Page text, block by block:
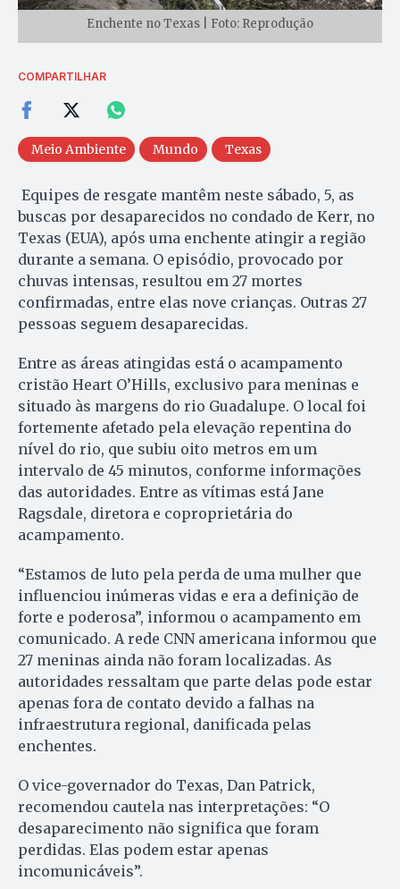
Enchente no Texas | Foto: Reprodução
COMPARTILHAR
Meio Ambiente Mundo Texas
Equipes de resgate mantêm neste sábado, 5, as
buscas por desaparecidos no condado de Kerr, no
Texas (EUA), após uma enchente atingir a região
durante a semana. O episódio, provocado por
chuvas intensas, resultou em 27 mortes
confirmadas, entre elas nove crianças. Outras 27
pessoas seguem desaparecidas.
Entre as áreas atingidas está o acampamento
cristão Heart O’Hills, exclusivo para meninas e
situado às margens do rio Guadalupe. O local foi
fortemente afetado pela elevação repentina do
nível do rio, que subiu oito metros em um
intervalo de 45 minutos, conforme informações
das autoridades. Entre as vítimas está Jane
Ragsdale, diretora e coproprietária do
acampamento.
“Estamos de luto pela perda de uma mulher que
influenciou inúmeras vidas e era a definição de
forte e poderosa”, informou o acampamento em
comunicado. A rede CNN americana informou que
27 meninas ainda não foram localizadas. As
autoridades ressaltam que parte delas pode estar
apenas fora de contato devido a falhas na
infraestrutura regional, danificada pelas
enchentes.
O vice-governador do Texas, Dan Patrick,
recomendou cautela nas interpretações: “O
desaparecimento não significa que foram
perdidas. Elas podem estar apenas
incomunicáveis”.